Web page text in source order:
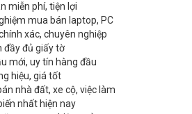
miễn phí, tiện lợi
mua bán laptop, PC
xác, chuyên nghiệp
đầy đủ giấy tờ
mới, uy tín hàng đầu
hiệu, giá tốt
nhà đất, xe cộ, việc làm
nhất hiện nay